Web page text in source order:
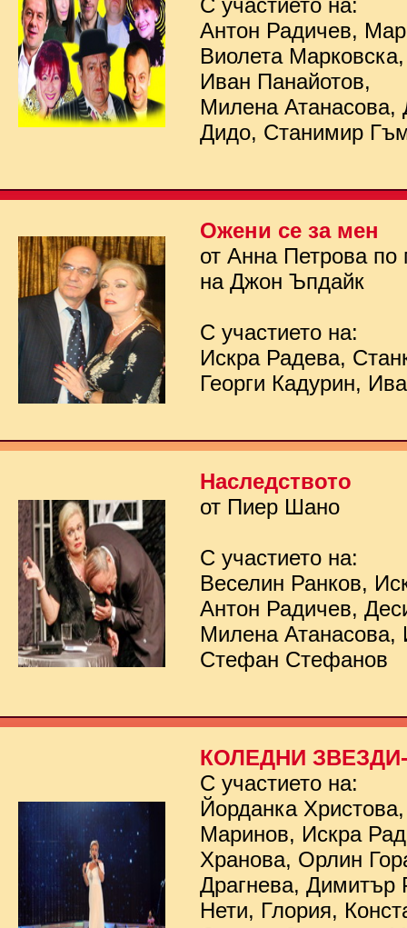
С участието на:
Антон Радичев,
Виолета
Иван Панайотов,
Милена Атанасова,
Дидо, Станимир
Ожени се за мен
от Анна Петрова по
на Джон Ъпдайк
С участието на:
Искра Радева,
Георги Кадурин,
Наследството
от Пиер Шано
С участието на:
Веселин Ранков,
Антон Радичев,
Милена Атанасова,
Стефан Стефанов
КОЛЕДНИ ЗВЕЗДИ-
С участието на:
Йорданка
Маринов, Искра
Хранова, Орлин
Драгнева, Димитър
Нети, Глория,